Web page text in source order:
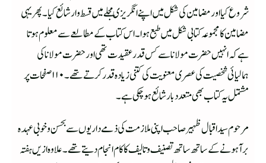
شروع کیا اور مضامین کی شکل میں اپنے انگریزی مجلے میں قسط وار شائع کیا ۔پھر یہی
مضامین کا مجموعہ کتابی شکل میں طبع ہوا ۔ اس کتاب کے مطالعے سے معلوم ہوتا
ہے کہ انہیں حضرت مولانا سے کس قدر عقیدت تھی اور حضرت مولانا کی
ہمالیائی شخصیت کی عصری معنویت کی کتنی زیادہ قدر کرتے تھے ۔۱۱۰ صفحات پر
مشتمل یہ کتاب بھی متعدد بار شائع ہوچکی ہے ۔
مرحوم سید اقبال ظہیر صاحب اپنی ملازمت کی ذمے داریوں سے بحسن و خوبی عہدہ
برآ ہونے کے ساتھ ساتھ تصنیف و تالیف کا کام انجام دیتے تھے ۔ علاوہ ازیں ہفتہ